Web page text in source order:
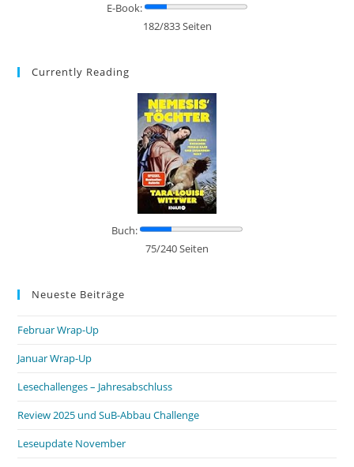
E-Book:
182/833 Seiten
Currently Reading
Buch:
75/240 Seiten
Neueste Beiträge
Februar Wrap-Up
Januar Wrap-Up
Lesechallenges – Jahresabschluss
Review 2025 und SuB-Abbau Challenge
Leseupdate November